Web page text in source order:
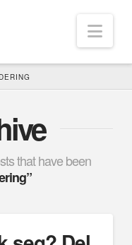
that have been